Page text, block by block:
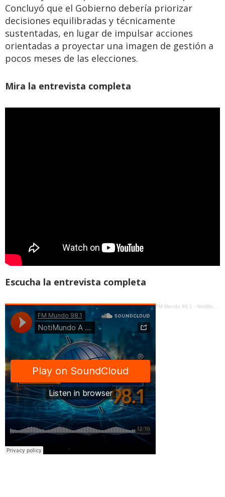
Concluyó que el Gobierno debería priorizar
decisiones equilibradas y técnicamente
sustentadas, en lugar de impulsar acciones
orientadas a proyectar una imagen de gestión a
pocos meses de las elecciones.
Mira la entrevista completa
Escucha la entrevista completa
FM Mundo 98.1 · NotiMundo A La Carta - César Ulloa, Fusión de Ministerios, ¿permitirá mejorar la eficiencia del Estado?